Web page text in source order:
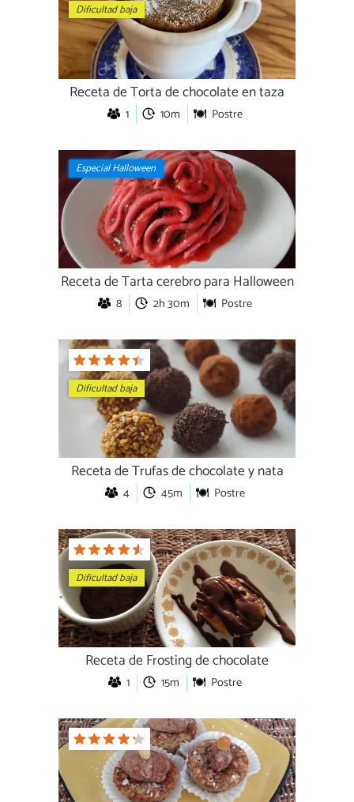
Dificultad baja
Receta de Torta de chocolate en taza
1 10m Postre
Especial Halloween
Receta de Tarta cerebro para Halloween
8 2h 30m Postre
Dificultad baja
Receta de Trufas de chocolate y nata
4 45m Postre
Dificultad baja
Receta de Frosting de chocolate
1 15m Postre